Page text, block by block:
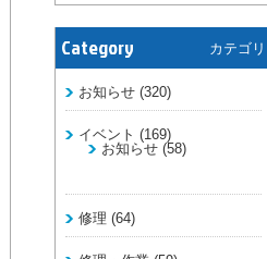
Category カテゴリ
お知らせ (320)
イベント (169)
お知らせ (58)
修理 (64)